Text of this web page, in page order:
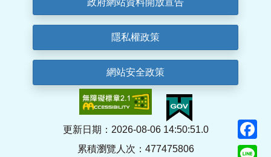
政府網站資料開放宣告
隱私權政策
網站安全政策
更新日期：2026-08-06 14:50:51.0
累積瀏覽人次：477475806